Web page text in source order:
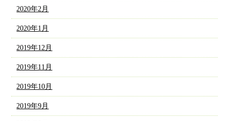
2020年2月
2020年1月
2019年12月
2019年11月
2019年10月
2019年9月